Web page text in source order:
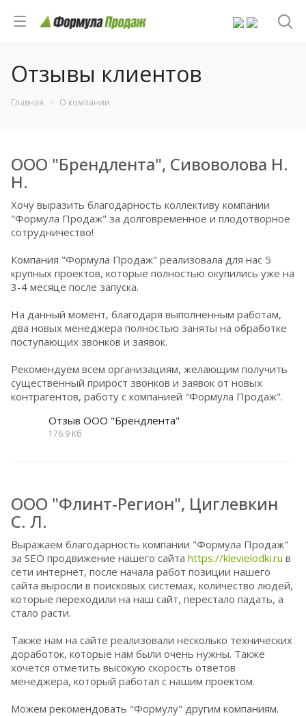
Отзывы клиентов
Главная О компании
ООО "Брендлента", Сивоволова Н.
Н.
Хочу выразить благодарность коллективу компании
"Формула Продаж" за долговременное и плодотворное
сотрудничество!
Компания "Формула Продаж" реализовала для нас 5
крупных проектов, которые полностью окупились уже на
3-4 месяце после запуска.
На данный момент, благодаря выполненным работам,
два новых менеджера полностью заняты на обработке
поступающих звонков и заявок.
Рекомендуем всем организациям, желающим получить
существенный прирост звонков и заявок от новых
контрагентов, работу с компанией "Формула Продаж".
Отзыв ООО "Брендлента"
176.9 Кб
ООО "Флинт-Регион", Циглевкин
С. Л.
Выражаем благодарность компании "Формула Продаж"
за SEO продвижение нашего сайта https://klevielodki.ru в
сети интернет, после начала работ позиции нашего
сайта выросли в поисковых системах, количество людей,
которые переходили на наш сайт, перестало падать, а
стало расти.
Также нам на сайте реализовали несколько технических
доработок, которые нам были очень нужны. Также
хочется отметить высокую скорость ответов
менеджера, который работал с нашим проектом.
Можем рекомендовать "Формулу" другим компаниям.